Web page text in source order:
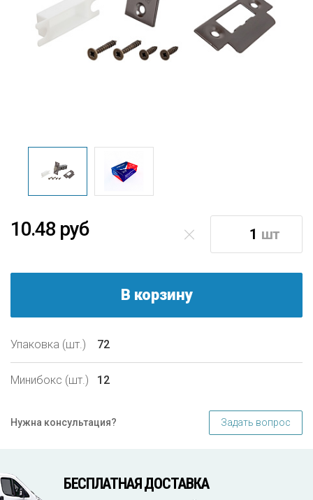
Задать вопрос
Нужна консультация?
шт
10.48 руб
В корзину
Упаковка (шт.) 72
Минибокс (шт.) 12
БЕСПЛАТНАЯ ДОСТАВКА